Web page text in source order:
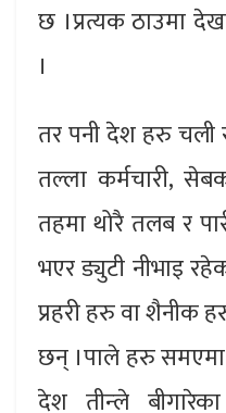
छ ।प्रत्यक ठाउमा
।
तर पनी देश हरु चली
तल्ला कर्मचारी,
तहमा थोरै तलब र
भएर ड्युटी नीभाइ
प्रहरी हरु वा शैनीक
छन् ।पाले हरु
देश तीन्ले